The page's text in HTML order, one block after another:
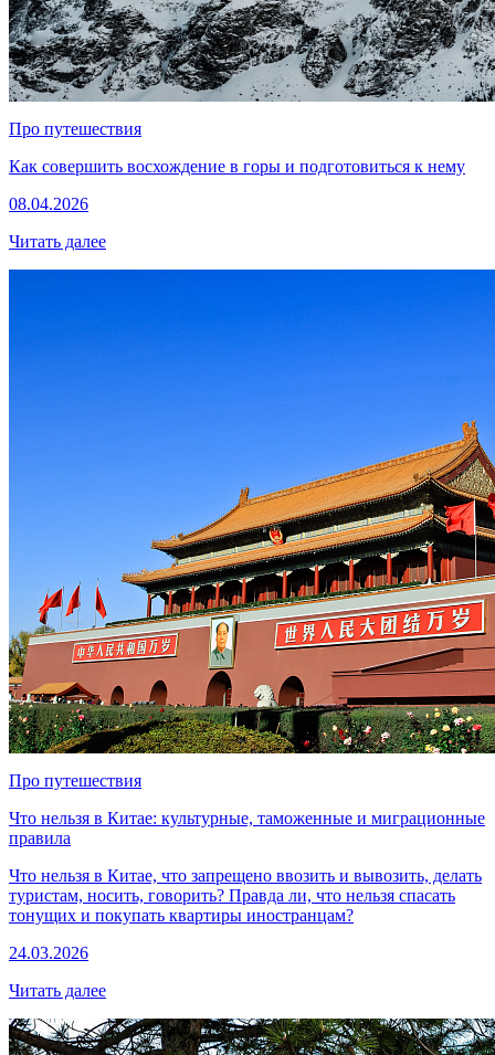
Про путешествия
Как совершить восхождение в горы и подготовиться к нему
08.04.2026
Читать далее
Про путешествия
Что нельзя в Китае: культурные, таможенные и миграционные
правила
Что нельзя в Китае, что запрещено ввозить и вывозить, делать
туристам, носить, говорить? Правда ли, что нельзя спасать
тонущих и покупать квартиры иностранцам?
24.03.2026
Читать далее